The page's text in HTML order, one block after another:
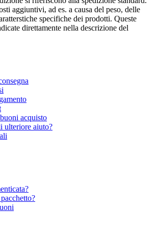
aggiuntivi, ad es. a causa del peso, delle
specifiche dei prodotti. Queste
direttamente nella descrizione del
acquisto
ulteriore aiuto?